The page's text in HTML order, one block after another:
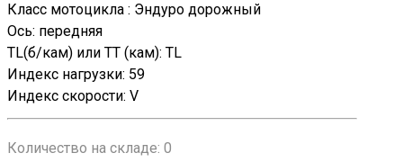
Класс мотоцикла : Эндурo дорожный
Ось: передняя
TL(б/кам) или TT (кам): TL
Индекс нагрузки: 59
Индекс скорости: V
Количество на складе: 0